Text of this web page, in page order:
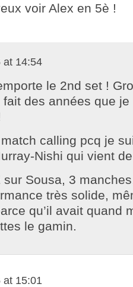
voir Alex en 5è !
at 14:54
le 2nd set !
des années que je
calling pcq je
Nishi qui vient
sur Sousa, 3
très solide,
qu’il avait quand
le gamin.
at 15:01